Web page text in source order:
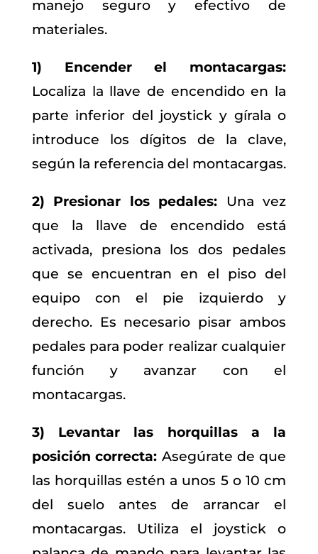
manejo seguro y efectivo de
materiales.
1) Encender el montacargas:
Localiza la llave de encendido en la
parte inferior del joystick y gírala o
introduce los dígitos de la clave,
según la referencia del montacargas.
2) Presionar los pedales: Una vez
que la llave de encendido está
activada, presiona los dos pedales
que se encuentran en el piso del
equipo con el pie izquierdo y
derecho. Es necesario pisar ambos
pedales para poder realizar cualquier
función y avanzar con el
montacargas.
3) Levantar las horquillas a la
posición correcta: Asegúrate de que
las horquillas estén a unos 5 o 10 cm
del suelo antes de arrancar el
montacargas. Utiliza el joystick o